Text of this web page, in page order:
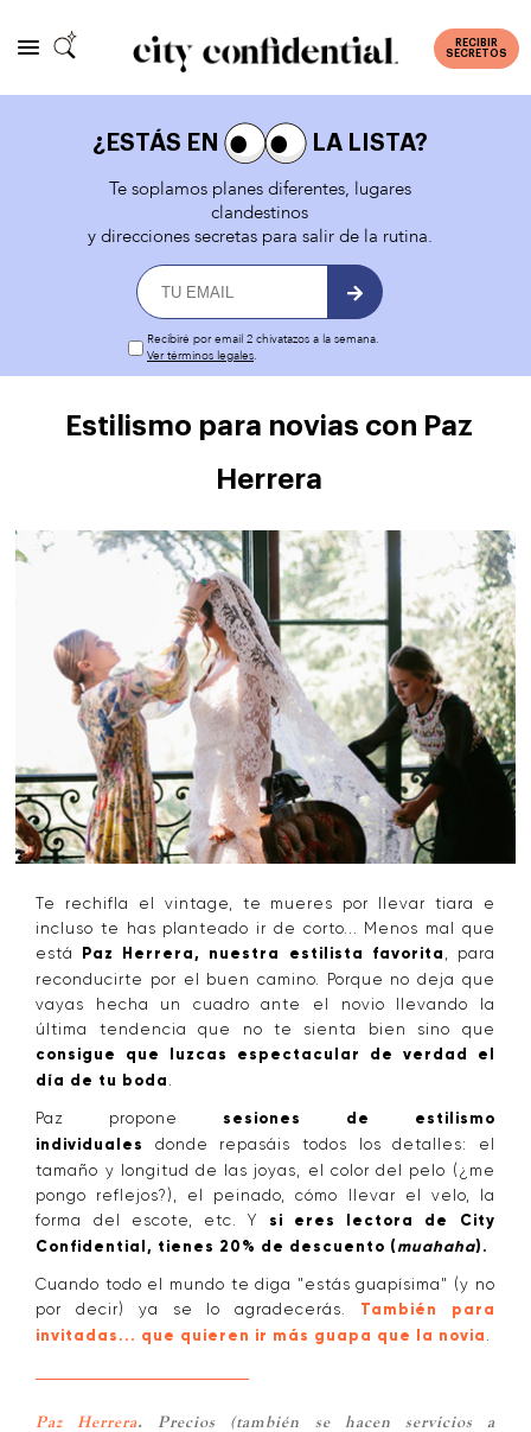
RECIBIR
SECRETOS
¿ESTÁS EN
LA LISTA?
Te soplamos planes diferentes, lugares
clandestinos
y direcciones secretas para salir de la rutina.
Recibiré por email 2 chivatazos a la semana.
Ver términos legales.
Estilismo para novias con Paz
Herrera
Te rechifla el vintage, te mueres por llevar tiara e
incluso te has planteado ir de corto... Menos mal que
está
Paz Herrera, nuestra estilista favorita
, para
reconducirte por el buen camino. Porque no deja que
vayas hecha un cuadro ante el novio llevando la
última tendencia que no te sienta bien sino que
consigue que luzcas espectacular de verdad el
día de tu boda
Paz propone sesiones de estilismo
individuales
donde repasáis todos los detalles: el
tamaño y longitud de las joyas, el color del pelo (¿me
pongo reflejos?), el peinado, cómo llevar el velo, la
forma del escote, etc. Y
si eres lectora de City
Confidential, tienes 20% de descuento (muahaha).
Cuando todo el mundo te diga "estás guapísima" (y no
por decir) ya se lo agradecerás. También para
invitadas... que quieren ir más guapa que la novia
Paz Herrera. Precios (también se hacen servicios a